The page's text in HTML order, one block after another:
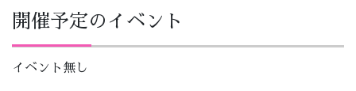
開催予定のイベント
イベント無し